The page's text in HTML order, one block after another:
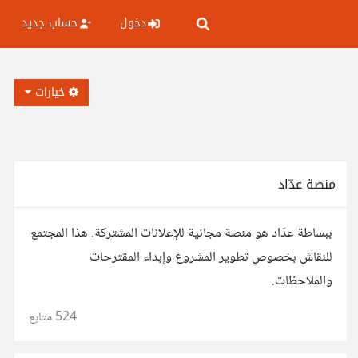
دخول حساب جديد
خيارات
منصة عدّاد
ببساطة عدّاد هو منصة مجانية للإعلانات المشتركة. هذا المجتمع
للنقاش بخصوص تطوير المشروع وإبداء المقترحات
والملاحظات.
524متابع